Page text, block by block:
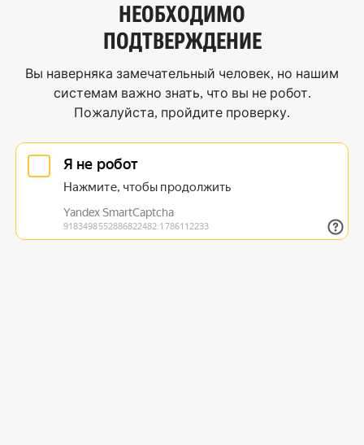
НЕОБХОДИМО
ПОДТВЕРЖДЕНИЕ
Вы наверняка замечательный человек, но нашим
системам важно знать, что вы не робот.
Пожалуйста, пройдите проверку.